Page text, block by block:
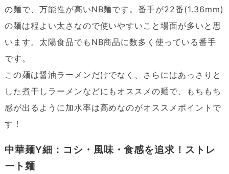
の麺で、万能性が高いNB麺です。番手が22番(1.36mm)
の麺は程よい太さなので使いやすいこと場面が多いと思
います。太陽食品でもNB商品に数多く使っている番手
です。
この麺は醤油ラーメンだけでなく、さらにはあっさりと
した煮干しラーメンなどにもオススメの麺で、もちもち
感が出るように加水率は高めなのがオススメポイントで
す！
中華麺Y細：コシ・風味・食感を追求！ストレ
ート麺